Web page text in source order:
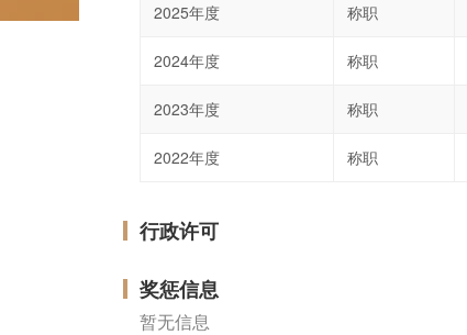
2025年度 称职
2024年度 称职
2023年度 称职
2022年度 称职
行政许可
奖惩信息
暂无信息